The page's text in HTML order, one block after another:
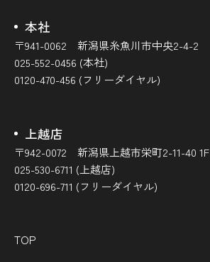
本社
〒941-0062 新潟県糸魚川市中央2-4-2
025-552-0456 (本社)
0120-470-456 (フリーダイヤル)
上越店
〒942-0072 新潟県上越市栄町2-11-40 1F
025-530-6711 (上越店)
0120-696-711 (フリーダイヤル)
TOP